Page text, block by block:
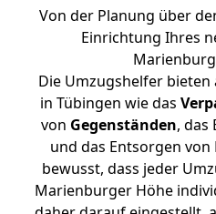
Von der Planung über
Einrichtung Ihres
Die Umzugshelfer
in Tübingen wie das
von Gegenständen, das
und das Entsorgen
bewusst, dass jeder
Marienburger Höhe